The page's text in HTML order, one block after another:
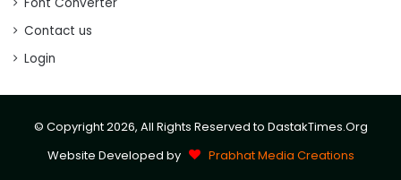
Contact us
Login
© Copyright 2026, All Rights Reserved to DastakTimes.Org
Website Developed by
Prabhat Media Creations